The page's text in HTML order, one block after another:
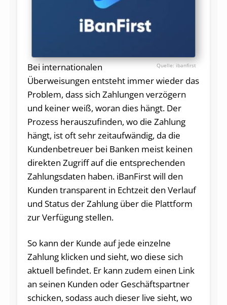
ibanfirst
Bei internationalen
Überweisungen entsteht immer wieder das
Problem, dass sich Zahlungen verzögern
und keiner weiß, woran dies hängt. Der
Prozess herauszufinden, wo die Zahlung
hängt, ist oft sehr zeitaufwändig, da die
Kundenbetreuer bei Banken meist keinen
direkten Zugriff auf die entsprechenden
Zahlungsdaten haben. iBanFirst will den
Kunden transparent in Echtzeit den Verlauf
und Status der Zahlung über die Plattform
zur Verfügung stellen.
So kann der Kunde auf jede einzelne
Zahlung klicken und sieht, wo diese sich
aktuell befindet. Er kann zudem einen Link
an seinen Kunden oder Geschäftspartner
schicken, sodass auch dieser live sieht, wo